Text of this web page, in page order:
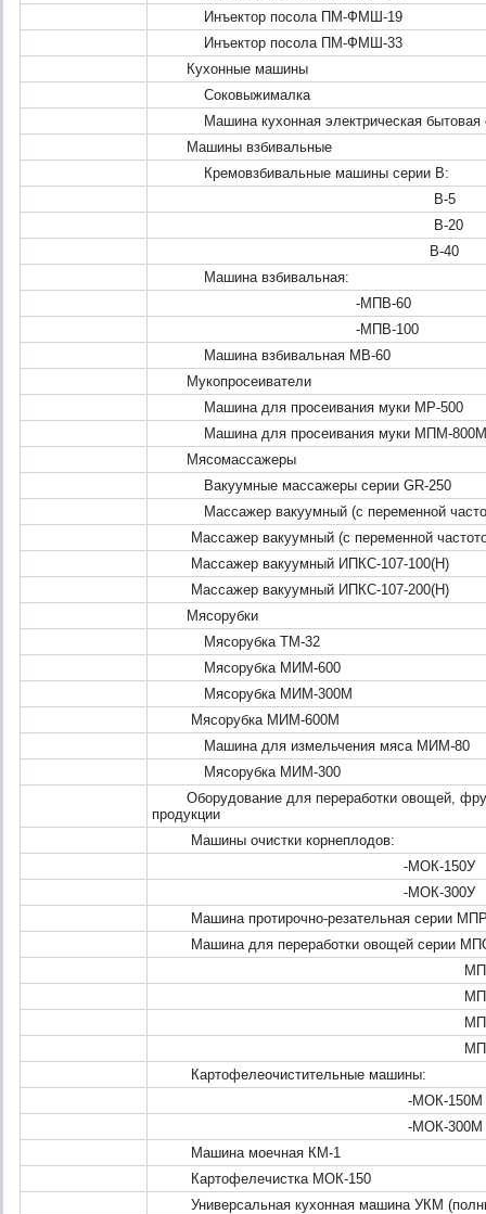
Инъектор посола ПМ-ФМШ-19
Инъектор посола ПМ-ФМШ-33
Кухонные машины
Соковыжималка
Машина кухонная электрическая бытовая
Машины взбивальные
Кремовзбивальные машины серии В:
В-5
В-20
В-40
Машина взбивальная:
-МПВ-60
-МПВ-100
Машина взбивальная МВ-60
Мукопросеиватели
Машина для просеивания муки МР-500
Машина для просеивания муки МПМ-800М
Мясомассажеры
Вакуумные массажеры серии GR-250
Массажер вакуумный (с переменной
Массажер вакуумный (с переменной
Массажер вакуумный ИПКС-107-100(Н)
Массажер вакуумный ИПКС-107-200(Н)
Мясорубки
Мясорубка ТМ-32
Мясорубка МИМ-600
Мясорубка МИМ-300М
Мясорубка МИМ-600М
Машина для измельчения мяса МИМ-80
Мясорубка МИМ-300
Оборудование для переработки овощей,
продукции
Машины очистки корнеплодов:
-МОК-150У
-МОК-300У
Машина протирочно-резательная серии
Машина для переработки овощей серии
МПО-
МПО-1-
МПО-1-
МПО-1-
Картофелеочистительные машины:
-МОК-150М
-МОК-300М
Машина моечная КМ-1
Картофелечистка МОК-150
Универсальная кухонная машина УКМ